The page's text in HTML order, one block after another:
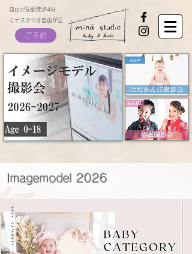
自由が丘駅徒歩4分
ミナスタジオ自由が丘
ご予約
Imagemodel 2026